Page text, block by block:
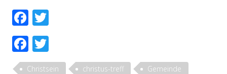
Facebook
Facebook
Christsein christus-treff Gemeinde